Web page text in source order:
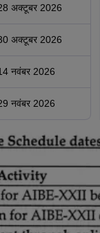
अक्टूबर 2026
अक्टूबर 2026
नवंबर 2026
नवंबर 2026